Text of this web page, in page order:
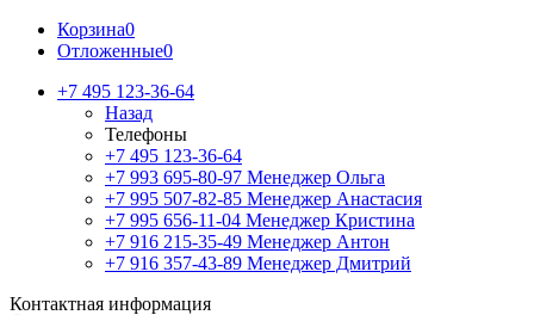
Корзина0
Отложенные0
+7 495 123-36-64
Назад
Телефоны
+7 495 123-36-64
+7 993 695-80-97 Менеджер Ольга
+7 995 507-82-85 Менеджер Анастасия
+7 995 656-11-04 Менеджер Кристина
+7 916 215-35-49 Менеджер Антон
+7 916 357-43-89 Менеджер Дмитрий
Контактная информация